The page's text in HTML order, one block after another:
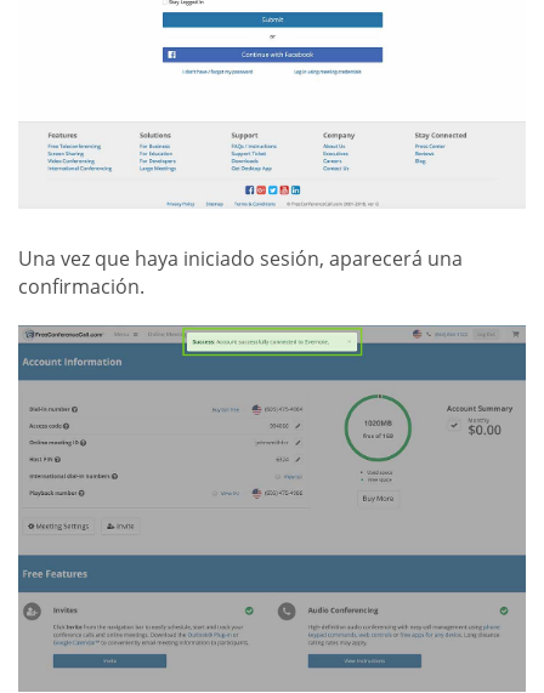
Una vez que haya iniciado sesión, aparecerá una
confirmación.